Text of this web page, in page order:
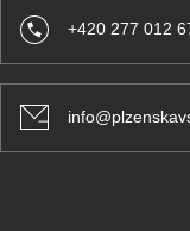
+420 277 012